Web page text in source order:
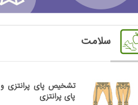
سلامت
تشخیص پای پرانتزی
پای پرانتزی